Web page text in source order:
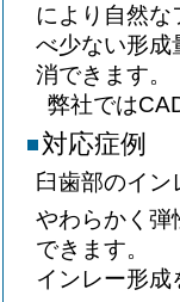
により自然な
べ少ない形成
消できます。
弊社では
対応症例
臼歯部のイン
やわらかく弾
できます。
インレー形成